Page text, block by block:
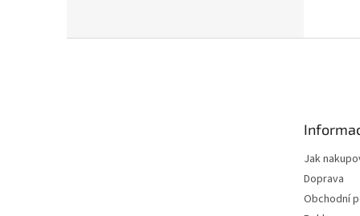
Jak
Doprava
Obchodní